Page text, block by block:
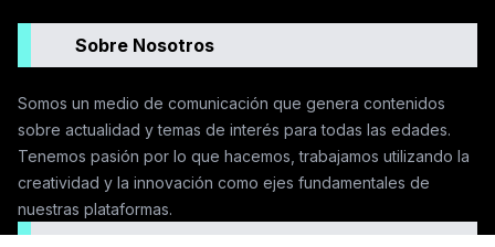
Sobre Nosotros
Somos un medio de comunicación que genera contenidos
sobre actualidad y temas de interés para todas las edades.
Tenemos pasión por lo que hacemos, trabajamos utilizando la
creatividad y la innovación como ejes fundamentales de
nuestras plataformas.